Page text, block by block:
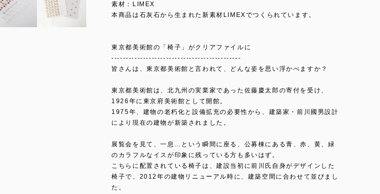
素材：LIMEX
本商品は石灰石から生まれた新素材LIMEXでつくられています。
東京都美術館の「椅子」がクリアファイルに
---------------------------------------------
皆さんは、東京都美術館と言われて、どんな姿を思い浮かべますか？
東京都美術館は、北九州の実業家であった佐藤慶太郎の寄付を受け、
1926年に東京府美術館として開館。
1975年、建物の老朽化と設備拡充の必要性から、建築家・前川國男設計
により現在の建物が新築されました。
展覧会を見て、一息…という瞬間に座る、公募棟にある青、赤、黄、緑
のカラフルなイスが印象に残っている方も多いはず。
こちらに配置されている椅子は、建設当初に前川氏自身がデザインした
椅子で、2012年の建物リニューアル時に、建築空間に合わせて並びまし
た。